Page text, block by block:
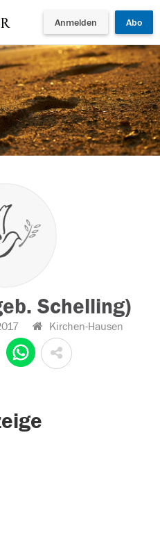
Anmelden Abo
Schelling)
Kirchen-Hausen